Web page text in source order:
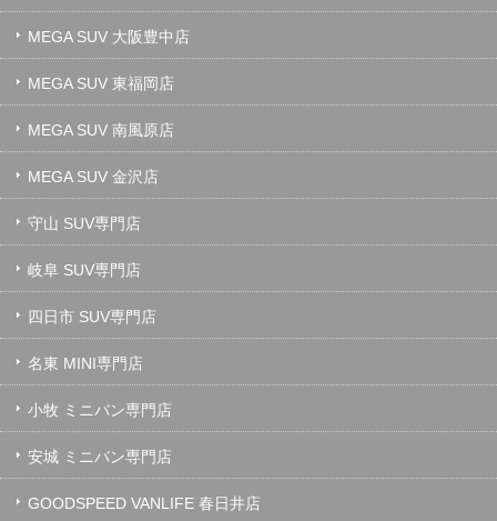
MEGA SUV 大阪豊中店
MEGA SUV 東福岡店
MEGA SUV 南風原店
MEGA SUV 金沢店
守山 SUV専門店
岐阜 SUV専門店
四日市 SUV専門店
名東 MINI専門店
小牧 ミニバン専門店
安城 ミニバン専門店
GOODSPEED VANLIFE 春日井店